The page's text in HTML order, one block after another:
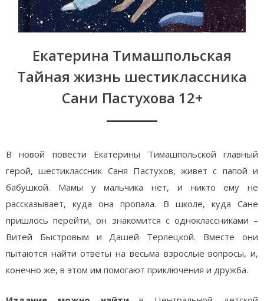
Екатерина Тимашпольская
Тайная жизнь шестиклассника
Сани Пастухова 12+
В новой повести Екатерины Тимашпольской главный
герой, шестиклассник Саня Пастухов, живет с папой и
бабушкой. Мамы у мальчика нет, и никто ему не
рассказывает, куда она пропала. В школе, куда Сане
пришлось перейти, он знакомится с одноклассниками –
Витей Быстровым и Дашей Терлецкой. Вместе они
пытаются найти ответы на весьма взрослые вопросы, и,
конечно же, в этом им помогают приключения и дружба.